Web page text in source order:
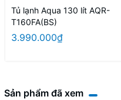
Tủ lạnh Aqua 130 lít AQR-
T160FA(BS)
3.990.000₫
Sản phẩm đã xem